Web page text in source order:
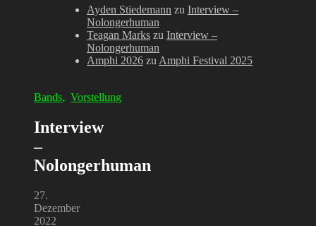
Ayden Stiedemann zu Interview –
Nolongerhuman
Teagan Marks zu Interview –
Nolongerhuman
Amphi 2026 zu Amphi Festival 2025
Bands, Vorstellung
Interview
–
Nolongerhuman
27.
Dezember
2022